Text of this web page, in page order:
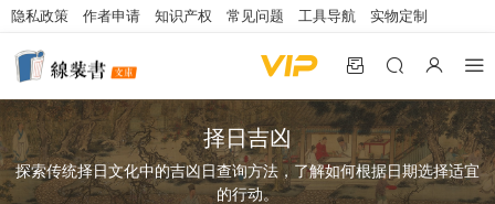
隐私政策 作者申请 知识产权 常见问题 工具导航 实物定制
择日吉凶
探索传统择日文化中的吉凶日查询方法，了解如何根据日期选择适宜
的行动。